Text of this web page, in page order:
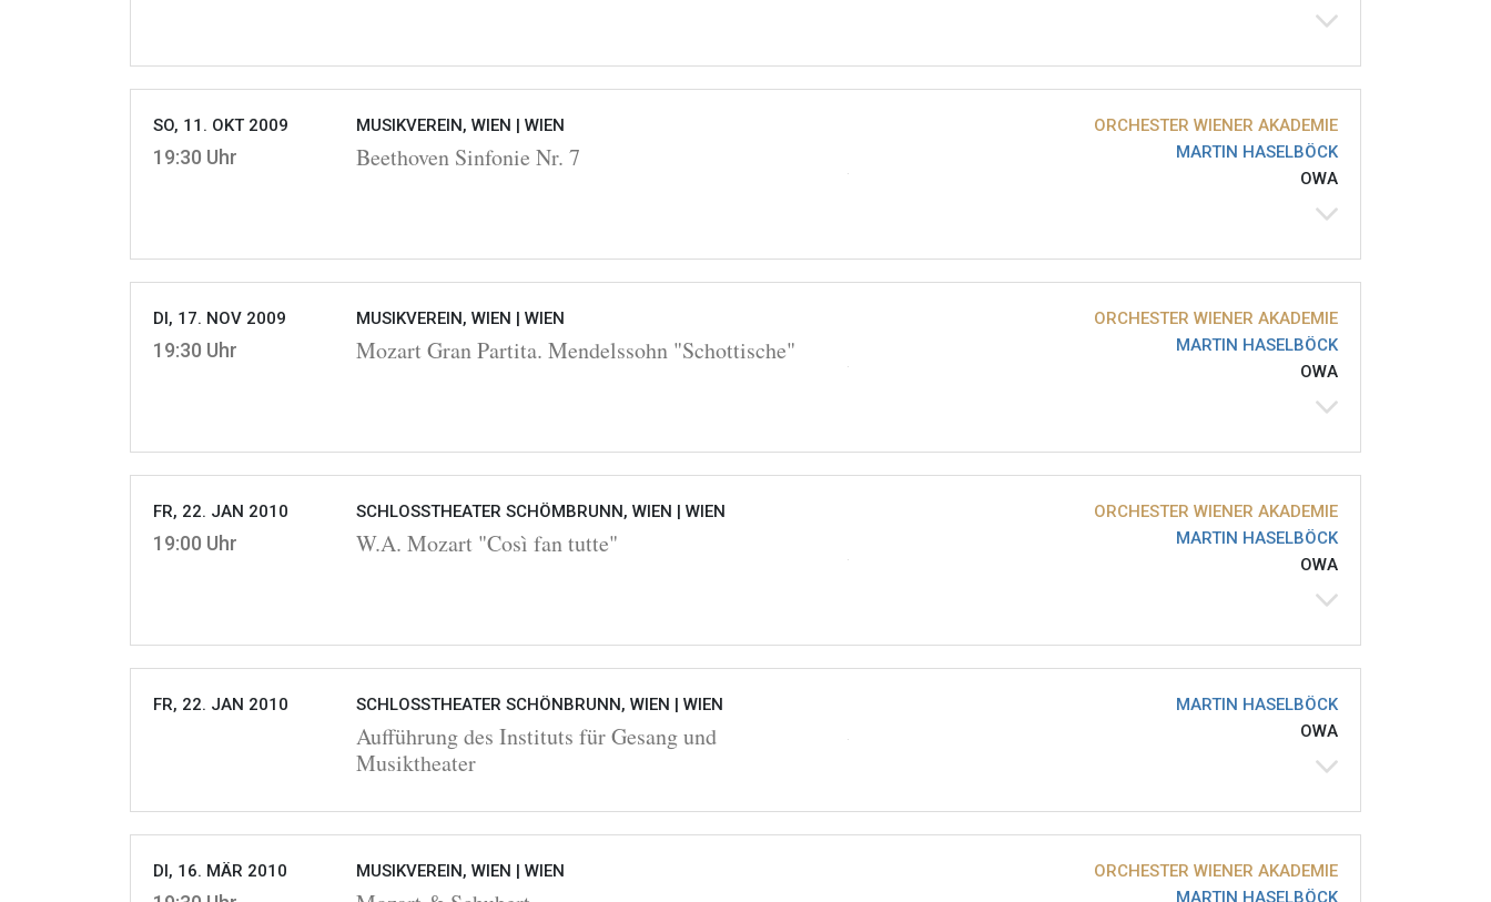
SO, 11. OKT 2009
19:30 Uhr
MUSIKVEREIN, WIEN | WIEN
Beethoven Sinfonie Nr. 7
ORCHESTER WIENER AKADEMIE
MARTIN HASELBÖCK
OWA
DI, 17. NOV 2009
19:30 Uhr
MUSIKVEREIN, WIEN | WIEN
Mozart Gran Partita. Mendelssohn "Schottische"
ORCHESTER WIENER AKADEMIE
MARTIN HASELBÖCK
OWA
FR, 22. JAN 2010
19:00 Uhr
SCHLOSSTHEATER SCHÖMBRUNN, WIEN | WIEN
W.A. Mozart "Così fan tutte"
ORCHESTER WIENER AKADEMIE
MARTIN HASELBÖCK
OWA
FR, 22. JAN 2010 SCHLOSSTHEATER SCHÖNBRUNN, WIEN | WIEN
Aufführung des Instituts für Gesang und
Musiktheater
MARTIN HASELBÖCK
OWA
DI, 16. MÄR 2010 MUSIKVEREIN, WIEN | WIEN
ORCHESTER WIENER AKADEMIE
MARTIN HASELBÖCK